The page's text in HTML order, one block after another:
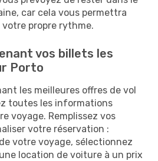
car cela vous permettra
votre propre rythme.
vos billets les
Porto
les meilleures offres de vol
toutes les informations
voyage. Remplissez vos
votre réservation :
votre voyage, sélectionnez
location de voiture à un prix